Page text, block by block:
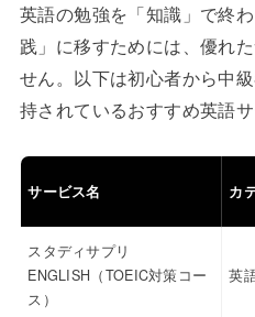
英語の勉強を「知識」で終
践」に移すためには、優れ
せん。以下は初心者から中
持されているおすすめ英語サ
サービス名 カ
スタディサプリ
ENGLISH（TOEIC対策コー
ス）
英